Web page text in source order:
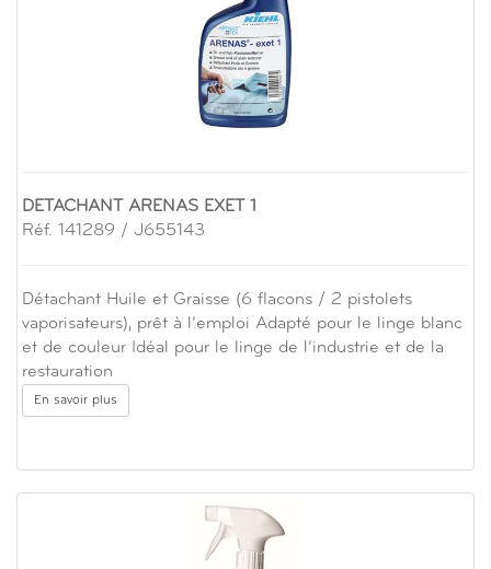
DETACHANT ARENAS EXET 1
Réf. 141289 / J655143
Détachant Huile et Graisse (6 flacons / 2 pistolets
vaporisateurs), prêt à l’emploi Adapté pour le linge blanc
et de couleur Idéal pour le linge de l’industrie et de la
restauration
En savoir plus